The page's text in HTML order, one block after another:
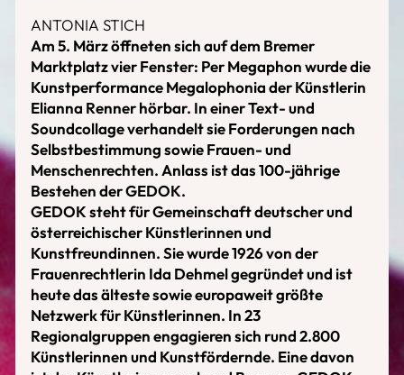
ANTONIA STICH
Am 5. März öffneten sich auf dem Bremer
Marktplatz vier Fenster: Per Megaphon wurde die
Kunstperformance Megalophonia der Künstlerin
Elianna Renner hörbar. In einer Text- und
Soundcollage verhandelt sie Forderungen nach
Selbstbestimmung sowie Frauen- und
Menschenrechten. Anlass ist das 100-jährige
Bestehen der GEDOK.
GEDOK steht für Gemeinschaft deutscher und
österreichischer Künstlerinnen und
Kunstfreundinnen. Sie wurde 1926 von der
Frauenrechtlerin Ida Dehmel gegründet und ist
heute das älteste sowie europaweit größte
Netzwerk für Künstlerinnen. In 23
Regionalgruppen engagieren sich rund 2.800
Künstlerinnen und Kunstfördernde. Eine davon